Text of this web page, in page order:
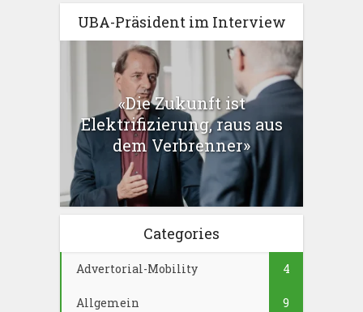
UBA-Präsident im Interview
«Die Zukunft ist
Elektrifizierung, raus aus
dem Verbrenner»
Categories
Advertorial-Mobility 4
Allgemein 9